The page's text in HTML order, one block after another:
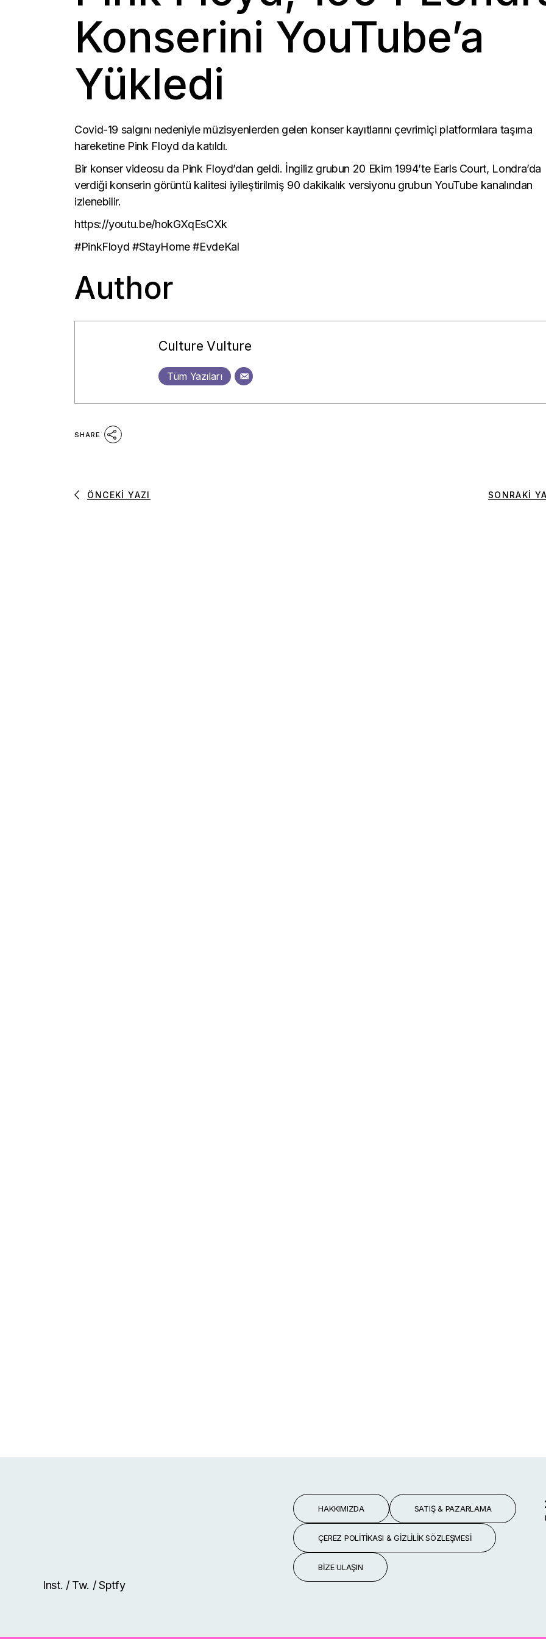
sic mundus
Konserini YouTube’a
Yükledi
Covid-19 salgını nedeniyle müzisyenlerden gelen konser kayıtlarını çevrimiçi platformlara taşıma
hareketine Pink Floyd da katıldı.
Bir konser videosu da Pink Floyd’dan geldi. İngiliz grubun 20 Ekim 1994’te Earls Court, Londra’da
verdiği konserin görüntü kalitesi iyileştirilmiş 90 dakikalık versiyonu grubun YouTube kanalından
izlenebilir.
https://youtu.be/hokGXqEsCXk
#PinkFloyd #StayHome #EvdeKal
Author
Culture Vulture
Tüm Yazıları
SHARE
ÖNCEKI YAZI SONRAKI
Inst. / Tw. /Sptfy
HAKKIMIZDA SATIŞ & PAZARLAMA
ÇEREZ POLITIKASI & GIZLILIK SÖZLEŞMESI
BIZE ULAŞIN